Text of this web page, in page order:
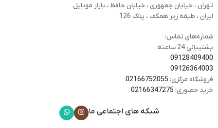
تهران ، خیابان جمهوری ، خیابان حافظ ، بازار موبایل
ایران ، طبقه زیر همکف ، پلاک 126
شماره‌های تماس:
پشتیبانی 24 ساعته:
09128409400
09126364003
فروشگاه مرکزی: 02166752055
خرید حضوری: 02166347275
شبکه های اجتماعی ما